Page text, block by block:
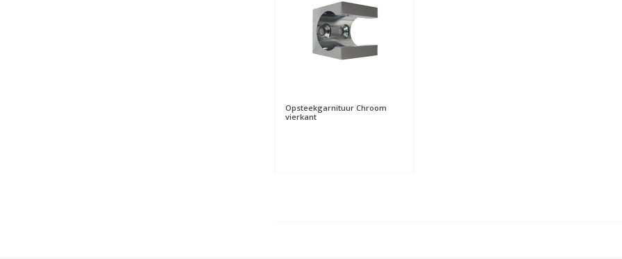
Opsteekgarnituur Chroom
vierkant